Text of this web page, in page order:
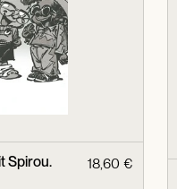
Spirou.
18,60 €